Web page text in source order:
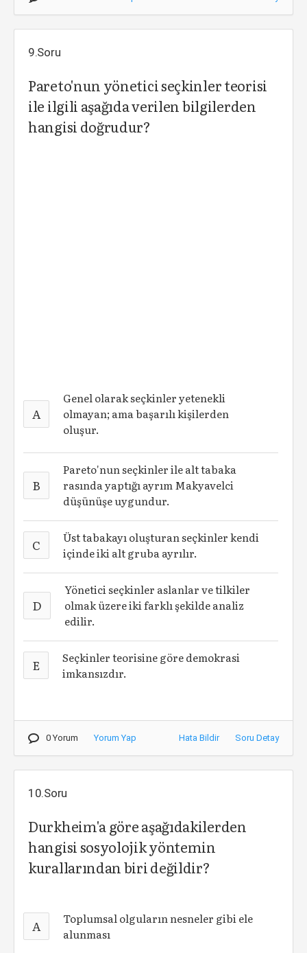
9.Soru
Pareto'nun yönetici seçkinler teorisi
ile ilgili aşağıda verilen bilgilerden
hangisi doğrudur?
A
Genel olarak seçkinler yetenekli
olmayan; ama başarılı kişilerden
oluşur.
B
Pareto'nun seçkinler ile alt tabaka
rasında yaptığı ayrım Makyavelci
düşünüşe uygundur.
C
Üst tabakayı oluşturan seçkinler kendi
içinde iki alt gruba ayrılır.
D
Yönetici seçkinler aslanlar ve tilkiler
olmak üzere iki farklı şekilde analiz
edilir.
E
Seçkinler teorisine göre demokrasi
imkansızdır.
0 Yorum Yorum Yap Hata Bildir Soru Detay
10.Soru
Durkheim'a göre aşağıdakilerden
hangisi sosyolojik yöntemin
kurallarından biri değildir?
A
Toplumsal olguların nesneler gibi ele
alunması